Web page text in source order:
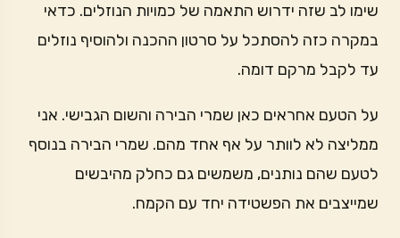
שימו לב שזה ידרוש התאמה של כמויות הנוזלים. כדאי
במקרה כזה להסתכל על סרטון ההכנה ולהוסיף נוזלים
עד לקבל מרקם דומה.
על הטעם אחראים כאן שמרי הבירה והשום הגבישי. אני
ממליצה לא לוותר על אף אחד מהם. שמרי הבירה בנוסף
לטעם שהם נותנים, משמשים גם כחלק מהיבשים
שמייצבים את הפשטידה יחד עם הקמח.